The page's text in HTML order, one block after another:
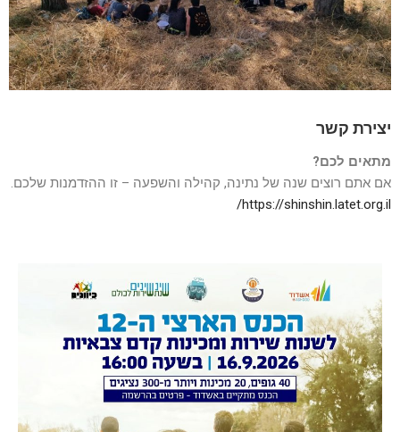
יצירת קשר
מתאים לכם?
אם אתם רוצים שנה של נתינה, קהילה והשפעה – זו ההזדמנות שלכם.
https://shinshin.latet.org.il/